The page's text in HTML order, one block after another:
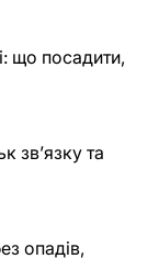
що посадити,
зв’язку та
опадів,